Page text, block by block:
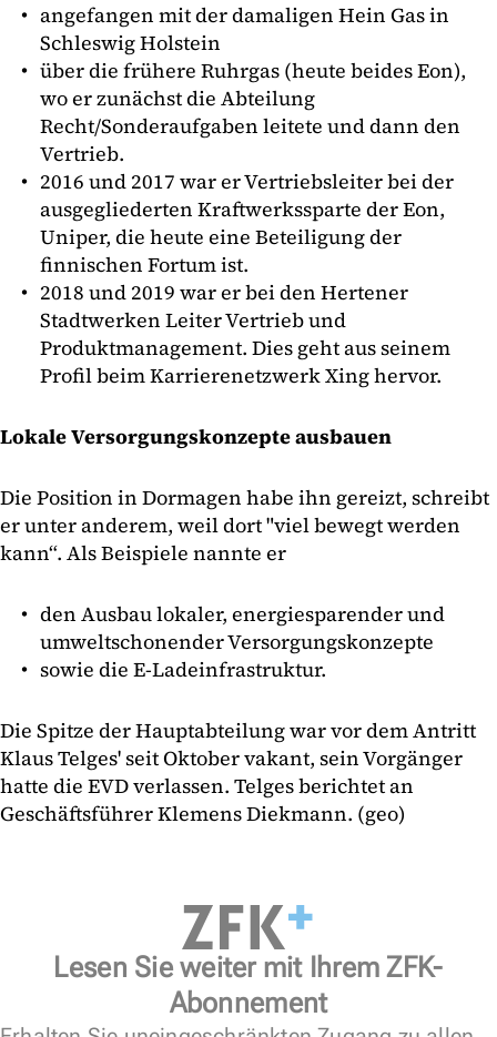
angefangen mit der damaligen Hein Gas in
Schleswig Holstein
über die frühere Ruhrgas (heute beides Eon),
wo er zunächst die Abteilung
Recht/Sonderaufgaben leitete und dann den
Vertrieb.
2016 und 2017 war er Vertriebsleiter bei der
ausgegliederten Kraftwerkssparte der Eon,
Uniper, die heute eine Beteiligung der
finnischen Fortum ist.
2018 und 2019 war er bei den Hertener
Stadtwerken Leiter Vertrieb und
Produktmanagement. Dies geht aus seinem
Profil beim Karrierenetzwerk Xing hervor.
Lokale Versorgungskonzepte ausbauen
Die Position in Dormagen habe ihn gereizt, schreibt
er unter anderem, weil dort "viel bewegt werden
kann“. Als Beispiele nannte er
den Ausbau lokaler, energiesparender und
umweltschonender Versorgungskonzepte
sowie die E-Ladeinfrastruktur.
Die Spitze der Hauptabteilung war vor dem Antritt
Klaus Telges' seit Oktober vakant, sein Vorgänger
hatte die EVD verlassen. Telges berichtet an
Geschäftsführer Klemens Diekmann. (geo)
Lesen Sie weiter mit Ihrem ZFK-
Abonnement